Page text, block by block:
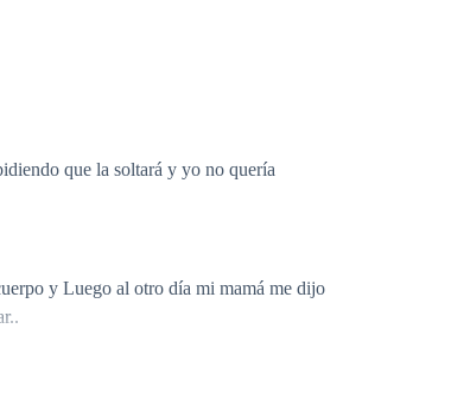
que la soltará y yo no quería
y Luego al otro día mi mamá me dijo
bajo a cenar cuando se duerman por que